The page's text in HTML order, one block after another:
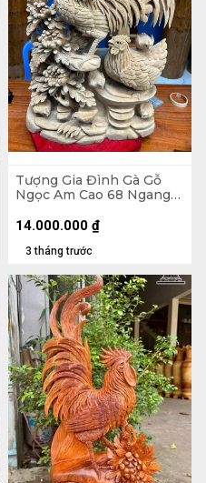
Tượng Gia Đình Gà Gỗ
Ngọc Am Cao 68 Ngang
3 tháng trước
14.000.000 ₫